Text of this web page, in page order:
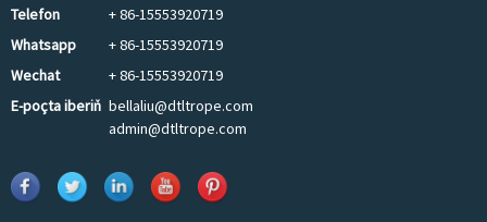
Telefon
+ 86-15553920719
Whatsapp
+ 86-15553920719
Wechat
+ 86-15553920719
E-poçta iberiň bellaliu@dtltrope.com
admin@dtltrope.com